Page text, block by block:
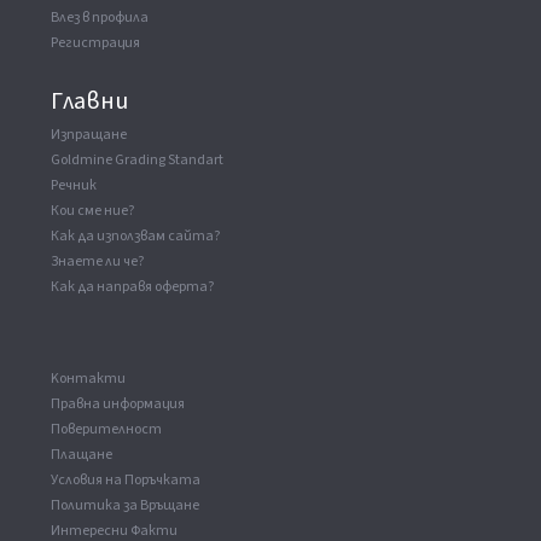
Влез в профила
Регистрация
Главни
Изпращане
Goldmine Grading Standart
Речник
Кои сме ние?
Как да използвам сайта?
Знаете ли че?
Как да направя оферта?
Kонтакти
Правна информация
Поверителност
Плащане
Условия на Поръчката
Политика за Връщане
Интересни Факти